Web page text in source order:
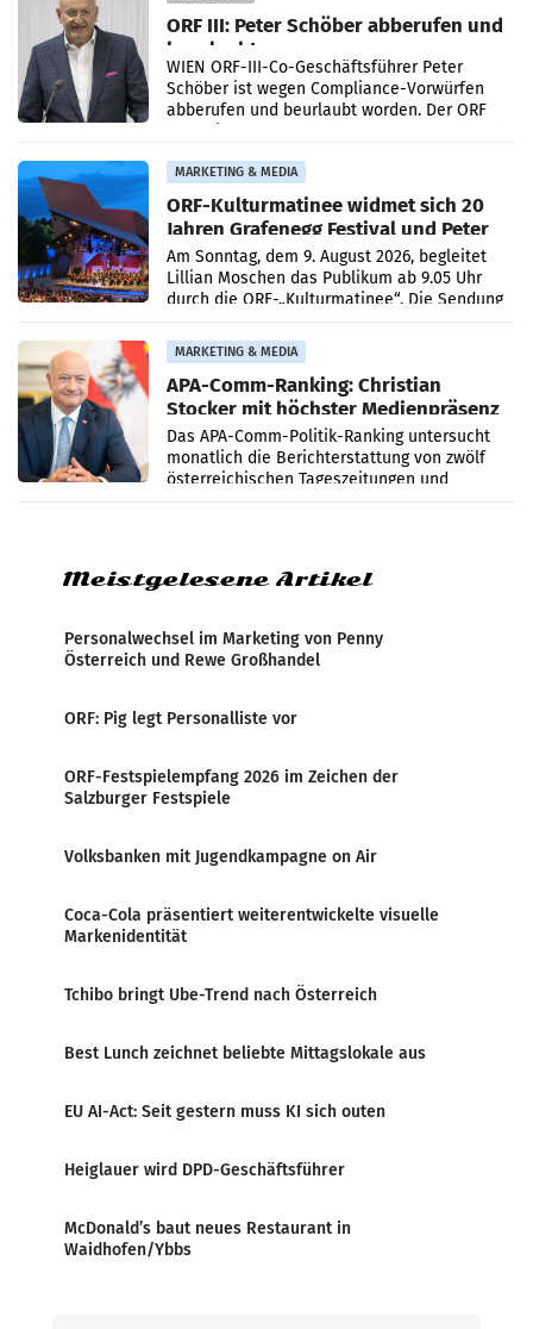
ORF III: Peter Schöber abberufen und
beurlaubt
WIEN ORF-III-Co-Geschäftsführer Peter
Schöber ist wegen Compliance-Vorwürfen
abberufen und beurlaubt worden. Der ORF
MARKETING & MEDIA
ORF-Kulturmatinee widmet sich 20
Jahren Grafenegg Festival und Peter
Simonischek
Am Sonntag, dem 9. August 2026, begleitet
Lillian Moschen das Publikum ab 9.05 Uhr
durch die ORF-„Kulturmatinee“. Die Sendung
startet mit der Dokumentation „20 Jahre
Grafenegg
MARKETING & MEDIA
APA-Comm-Ranking: Christian
Stocker mit höchster Medienpräsenz
im Juli
Das APA-Comm-Politik-Ranking untersucht
monatlich die Berichterstattung von zwölf
österreichischen Tageszeitungen und
analysiert, welche Politikerinnen und
Meistgelesene Artikel
Personalwechsel im Marketing von Penny
Österreich und Rewe Großhandel
ORF: Pig legt Personalliste vor
ORF-Festspielempfang 2026 im Zeichen der
Salzburger Festspiele
Volksbanken mit Jugendkampagne on Air
Coca-Cola präsentiert weiterentwickelte visuelle
Markenidentität
Tchibo bringt Ube-Trend nach Österreich
Best Lunch zeichnet beliebte Mittagslokale aus
EU AI-Act: Seit gestern muss KI sich outen
Heiglauer wird DPD-Geschäftsführer
McDonald’s baut neues Restaurant in
Waidhofen/Ybbs